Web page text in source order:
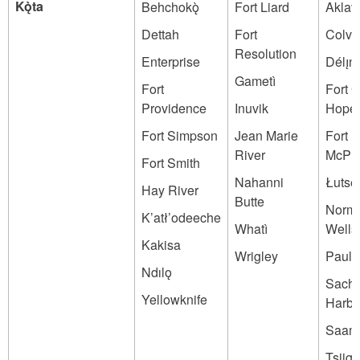
Kǫ̀ta
Behchokǫ̀
Dettah
Enterprise
Fort
Providence
Fort Simpson
Fort Smith
Hay River
K’atł’odeeche
Kakisa
Ndılǫ
Yellowknife
Fort Liard
Fort
Resolution
Gametì
Inuvik
Jean Marie
River
Nahanni
Butte
Whatì
Wrigley
Fort
Hope
Fort
Wells